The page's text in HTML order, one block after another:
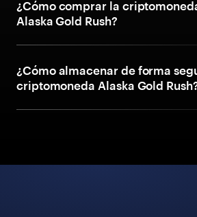
¿Cómo comprar la
Alaska Gold Rush?
¿Cómo almacenar de forma
criptomoneda Alaska Gold